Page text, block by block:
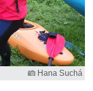
Hana Suchá